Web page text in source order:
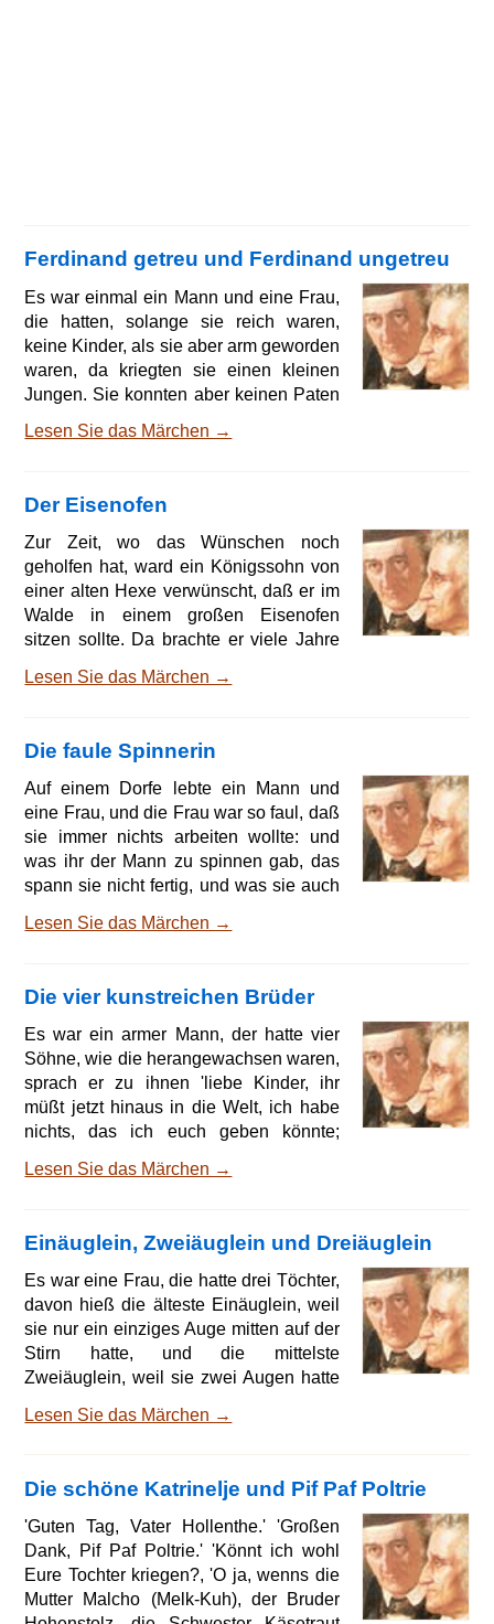
Ferdinand getreu und Ferdinand ungetreu
Es war einmal ein Mann und eine Frau,
die hatten, solange sie reich waren,
keine Kinder, als sie aber arm geworden
waren, da kriegten sie einen kleinen
Jungen. Sie konnten aber keinen Paten
wolle in einen andern Ort gehen und
anderer armer Mann, der ihn nach
seinem Wohin fragte. Der Mann
antwortete, er wolle hin und zusehen,
daß er einen Paten kriegte, aber er sei
arm, und da wolle ke
Lesen Sie das Märchen →
Der Eisenofen
Zur Zeit, wo das Wünschen noch
geholfen hat, ward ein Königssohn von
einer alten Hexe verwünscht, daß er im
Walde in einem großen Eisenofen
sitzen sollte. Da brachte er viele Jahre
Einmal kam eine Königstochter in den
wiederfinden, neun Tage war sie so
herumgegangen und stand zuletzt vor
dem eisernen Kasten. Da kam eine
Stimme heraus und fragte sie: Wo
kommst du her' und wo willst du hin? S
Lesen Sie das Märchen →
Die faule Spinnerin
Auf einem Dorfe lebte ein Mann und
eine Frau, und die Frau war so faul, daß
sie immer nichts arbeiten wollte: und
was ihr der Mann zu spinnen gab, das
spann sie nicht fertig, und was sie auch
alles auf dem Klauel gewickelt liegen.
wie sollt ich haspeln, da ich keinen
Haspel habe, geh du erst in den Wald
und schaff mir einen.' 'Wenns daran
liegt,' sagte der Mann, 'so will ich in
Lesen Sie das Märchen →
Die vier kunstreichen Brüder
Es war ein armer Mann, der hatte vier
Söhne, wie die herangewachsen waren,
sprach er zu ihnen 'liebe Kinder, ihr
müßt jetzt hinaus in die Welt, ich habe
nichts, das ich euch geben könnte;
lernt ein Handwerk und seht, wie ihr
Abschied von ihrem Vater und zogen
zusammen zum Tor hinaus. Als sie eine
Zeitlang gewandert waren, kamen sie
an einen Kreuzweg, der nach vier
verschiedenen Gegenden
Lesen Sie das Märchen →
Einäuglein, Zweiäuglein und Dreiäuglein
Es war eine Frau, die hatte drei Töchter,
davon hieß die älteste Einäuglein, weil
sie nur ein einziges Auge mitten auf der
Stirn hatte, und die mittelste
Zweiäuglein, weil sie zwei Augen hatte
Dreiäuglein, weil sie drei Augen hatte,
Zweiäuglein nicht anders aussah als
andere Menschenkinder, konnten es die
Schwestern und die Mutter nicht leiden.
Sie sprachen zu ihm: Du mit deinen
zwei A
Lesen Sie das Märchen →
Die schöne Katrinelje und Pif Paf Poltrie
'Guten Tag, Vater Hollenthe.' 'Großen
Dank, Pif Paf Poltrie.' 'Könnt ich wohl
Eure Tochter kriegen?, 'O ja, wenns die
Mutter Malcho (Melk-Kuh), der Bruder